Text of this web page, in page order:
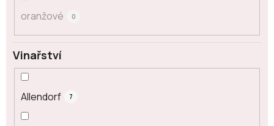
oranžové 0
Vinařství
Allendorf 7